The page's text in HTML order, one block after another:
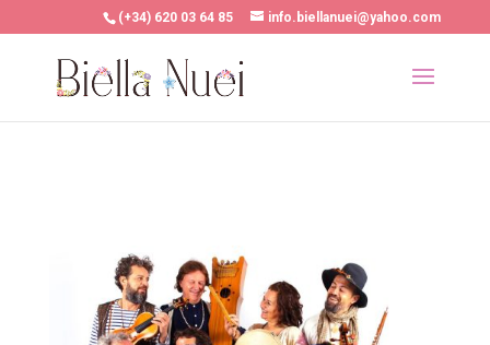
(+34) 620 03 64 85 info.biellanuei@yahoo.com